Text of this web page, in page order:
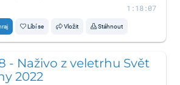
1:18:07
Líbí se Vložit Stáhnout
- Naživo z veletrhu Svět
2022